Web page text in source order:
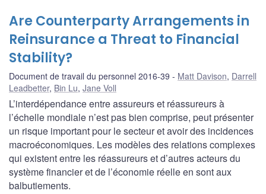
Are Counterparty Arrangements in
Reinsurance a Threat to Financial
Stability?
Document de travail du personnel 2016-39 Matt Davison, Darrell
Leadbetter, Bin Lu, Jane Voll
L’interdépendance entre assureurs et réassureurs à
l’échelle mondiale n’est pas bien comprise, peut présenter
un risque important pour le secteur et avoir des incidences
macroéconomiques. Les modèles des relations complexes
qui existent entre les réassureurs et d’autres acteurs du
système financier et de l’économie réelle en sont aux
balbutiements.